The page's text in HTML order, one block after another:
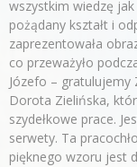
wszystkim wiedzę
pożądany kształt i
zaprezentowała
co przeważyło
Józefo – gratulujemy
Dorota Zielińska,
szydełkowe prace.
serwety. Ta
pięknego wzoru jest